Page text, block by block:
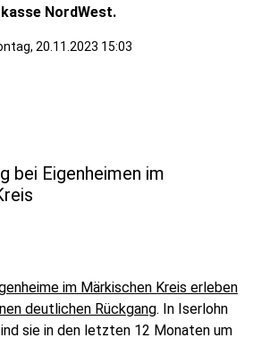
NordWest.
20.11.2023 15:03
bei Eigenheimen im
im Märkischen Kreis erleben
deutlichen Rückgang. In Iserlohn
sie in den letzten 12 Monaten um